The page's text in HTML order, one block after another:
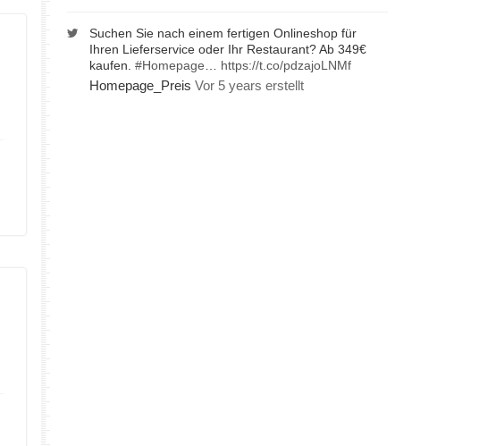
Suchen Sie nach einem fertigen Onlineshop für
Ihren Lieferservice oder Ihr Restaurant? Ab 349€
kaufen. #Homepage https://t.co/pdzajoLNMf
Homepage_Preis Vor 5 years erstellt